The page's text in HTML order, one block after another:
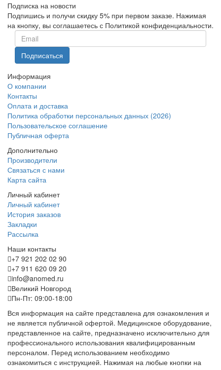
Подписка на новости
Подпишись и получи скидку 5% при первом заказе. Нажимая
на кнопку, вы соглашаетесь с Политикой конфиденциальности.
Информация
О компании
Контакты
Оплата и доставка
Политика обработки персональных данных (2026)
Пользовательское соглашение
Публичная оферта
Дополнительно
Производители
Связаться с нами
Карта сайта
Личный кабинет
Личный кабинет
История заказов
Закладки
Рассылка
Наши контакты
+7 921 202 02 90
+7 911 620 09 20
info@anomed.ru
Великий Новгород
Пн-Пт: 09:00-18:00
Вся информация на сайте представлена для ознакомления и
не является публичной офертой. Медицинское оборудование,
представленное на сайте, предназначено исключительно для
профессионального использования квалифицированным
персоналом. Перед использованием необходимо
ознакомиться с инструкцией. Нажимая на любые кнопки на